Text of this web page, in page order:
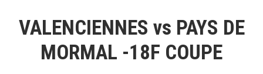
VALENCIENNES vs PAYS DE
MORMAL -18F COUPE